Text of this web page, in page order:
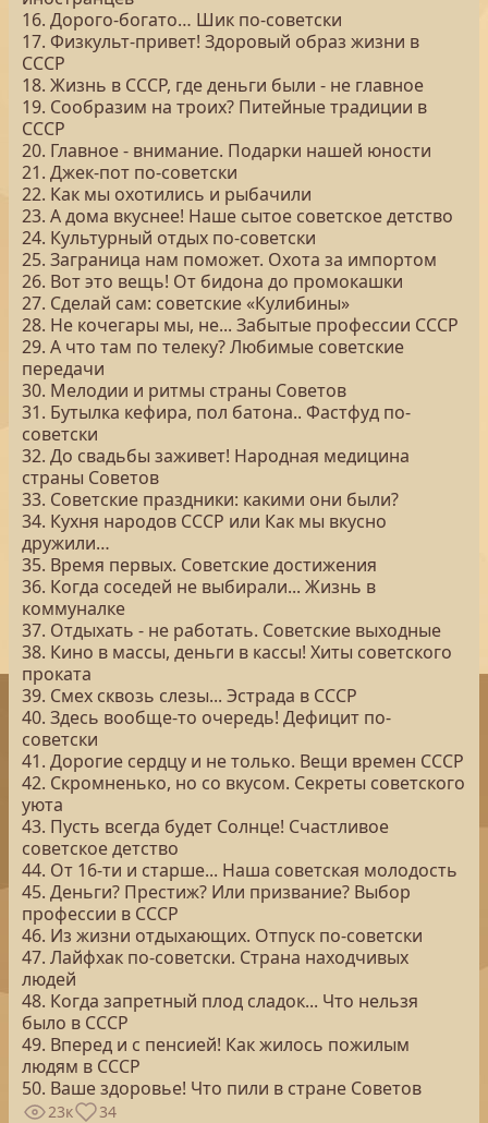
16. Дорого-богато… Шик по-советски
17. Физкульт-привет! Здоровый образ жизни в
СССР
18. Жизнь в СССР, где деньги были - не главное
19. Сообразим на троих? Питейные традиции в
СССР
20. Главное - внимание. Подарки нашей юности
21. Джек-пот по-советски
22. Как мы охотились и рыбачили
23. А дома вкуснее! Наше сытое советское детство
24. Культурный отдых по-советски
25. Заграница нам поможет. Охота за импортом
26. Вот это вещь! От бидона до промокашки
27. Сделай сам: советские «Кулибины»
28. Не кочегары мы, не... Забытые профессии СССР
29. А что там по телеку? Любимые советские
передачи
30. Мелодии и ритмы страны Советов
31. Бутылка кефира, пол батона.. Фастфуд по-
советски
32. До свадьбы заживет! Народная медицина
страны Советов
33. Советские праздники: какими они были?
34. Кухня народов СССР или Как мы вкусно
дружили…
35. Время первых. Советские достижения
36. Когда соседей не выбирали... Жизнь в
коммуналке
37. Отдыхать - не работать. Советские выходные
38. Кино в массы, деньги в кассы! Хиты советского
проката
39. Смех сквозь слезы... Эстрада в СССР
40. Здесь вообще-то очередь! Дефицит по-
советски
41. Дорогие сердцу и не только. Вещи времен СССР
42. Скромненько, но со вкусом. Секреты советского
уюта
43. Пусть всегда будет Солнце! Счастливое
советское детство
44. От 16-ти и старше... Наша советская молодость
45. Деньги? Престиж? Или призвание? Выбор
профессии в СССР
46. Из жизни отдыхающих. Отпуск по-советски
47. Лайфхак по-советски. Страна находчивых
людей
48. Когда запретный плод сладок... Что нельзя
было в СССР
49. Вперед и с пенсией! Как жилось пожилым
людям в СССР
50. Ваше здоровье! Что пили в стране Советов
23к 34